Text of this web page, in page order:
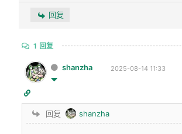
回复
1 回复
shanzha 2025-08-14 11:33
回复 shanzha